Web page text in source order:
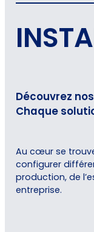
Découvrez
Chaque
Au cœur se
configurer
production, de
entreprise.